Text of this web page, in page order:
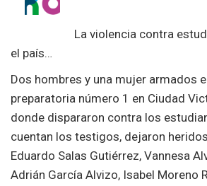
La violencia contra
el país…
Dos hombres y una mujer armados
preparatoria número 1 en Ciudad
donde dispararon contra los
cuentan los testigos, dejaron
Eduardo Salas Gutiérrez, Vannesa
Adrián García Alvizo, Isabel Moreno